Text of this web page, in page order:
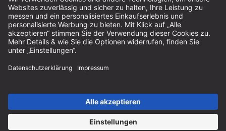
Impressum
AGB
Datenschutz
Cookie-Einstellungen
© 2026 sauter GmbH
* kostenloser Versand ab 150 Euro Bestellwert innerhalb
Deutschlands für die Standard-Paketgrößen - ausgenommen
Sperrgut und Fracht
In Abh. des Lieferlandes kann die MwSt. an der Kasse variieren.